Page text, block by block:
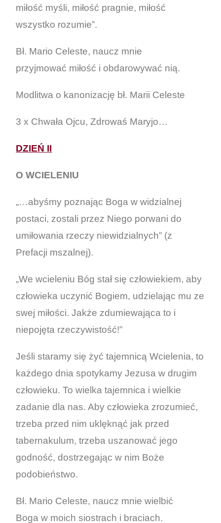
miłość myśli, miłość pragnie, miłość
wszystko rozumie”.
Bł. Mario Celeste, naucz mnie
przyjmować miłość i obdarowywać nią.
Modlitwa o kanonizację bł. Marii Celeste
3 x Chwała Ojcu, Zdrowaś Maryjo…
DZIEŃ II
O WCIELENIU
„…abyśmy poznając Boga w widzialnej
postaci, zostali przez Niego porwani do
umiłowania rzeczy niewidzialnych” (z
Prefacji mszalnej).
„We wcieleniu Bóg stał się człowiekiem, aby
człowieka uczynić Bogiem, udzielając mu ze
swej miłości. Jakże zdumiewająca to i
niepojęta rzeczywistość!”
Jeśli staramy się żyć tajemnicą Wcielenia, to
każdego dnia spotykamy Jezusa w drugim
człowieku. To wielka tajemnica i wielkie
zadanie dla nas. Aby człowieka zrozumieć,
trzeba przed nim uklęknąć jak przed
tabernakulum, trzeba uszanować jego
godność, dostrzegając w nim Boże
podobieństwo.
Bł. Mario Celeste, naucz mnie wielbić
Boga w moich siostrach i braciach.